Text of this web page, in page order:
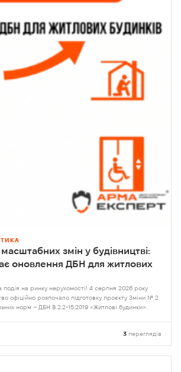
змін у будівництві:
оновлення ДБН для житлових
на ринку нерухомості! 4 серпня 2026 року
офіційно розпочало підготовку проєкту Зміни № 2
норм – ДБН В.2.2-15:2019 «Житлові будинки».
3 переглядів